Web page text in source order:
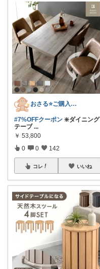
おさる⭐ご購入感謝🐹
#7%OFFクーポン ❇️ダイニング
テーブ ...
￥ 53,800
0 0 142
コレ いいね